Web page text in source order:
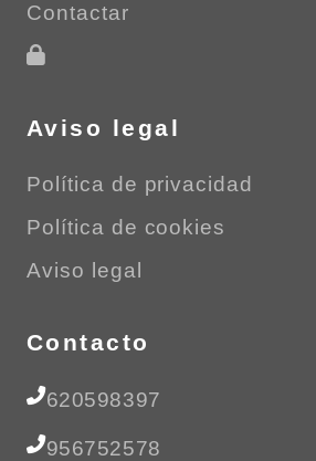
Contactar
Aviso legal
Política de privacidad
Política de cookies
Aviso legal
Contacto
620598397
956752578